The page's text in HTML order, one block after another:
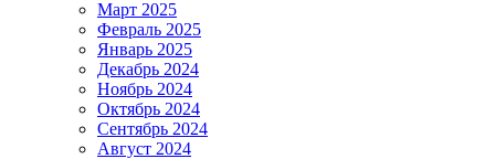
Март 2025
Февраль 2025
Январь 2025
Декабрь 2024
Ноябрь 2024
Октябрь 2024
Сентябрь 2024
Август 2024